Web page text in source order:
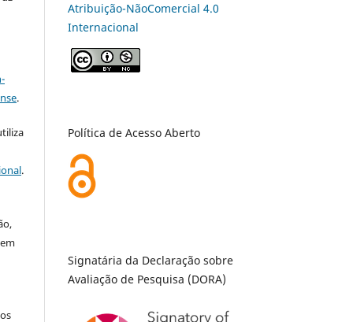
.
.
Atribuição-NãoComercial 4.0
Internacional
Política de Acesso Aberto
Signatária da Declaração sobre
Avaliação de Pesquisa (DORA)